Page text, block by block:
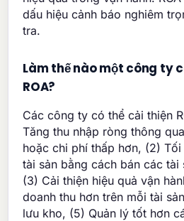
dấu hiệu cảnh báo nghiêm
tra.
Làm thế nào một công ty
ROA?
Các công ty có thể cải thiện
Tăng thu nhập ròng thông
hoặc chi phí thấp hơn, (2)
tài sản bằng cách bán các tài
(3) Cải thiện hiệu quả vận
doanh thu hơn trên mỗi tài
lưu kho, (5) Quản lý tốt hơn